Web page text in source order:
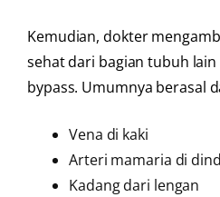
Kemudian, dokter
sehat dari bagian tubuh
bypass. Umumnya berasal
Vena di kaki
Arteri mamaria di
Kadang dari lengan